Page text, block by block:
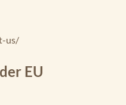
us/
EU